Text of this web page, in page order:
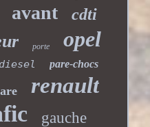
avant cdti
porte opel
diesel pare-chocs
renault
gauche